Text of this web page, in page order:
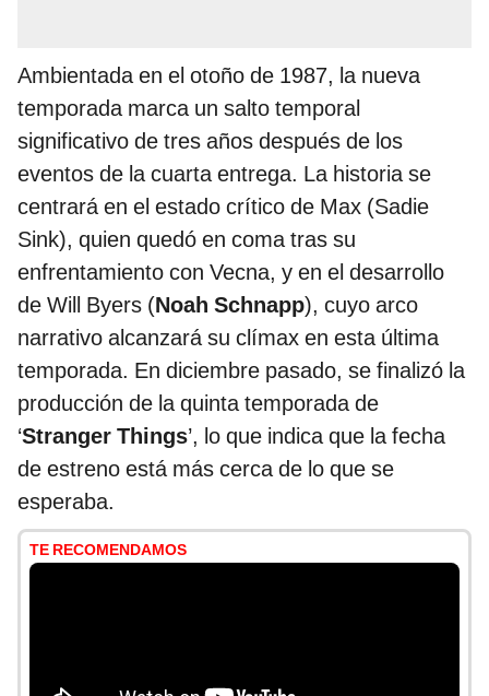
Ambientada en el otoño de 1987, la nueva
temporada marca un salto temporal
significativo de tres años después de los
eventos de la cuarta entrega. La historia se
centrará en el estado crítico de Max (Sadie
Sink), quien quedó en coma tras su
enfrentamiento con Vecna, y en el desarrollo
de Will Byers (Noah Schnapp), cuyo arco
narrativo alcanzará su clímax en esta última
temporada. En diciembre pasado, se finalizó la
producción de la quinta temporada de
‘Stranger Things’, lo que indica que la fecha
de estreno está más cerca de lo que se
esperaba.
TE RECOMENDAMOS